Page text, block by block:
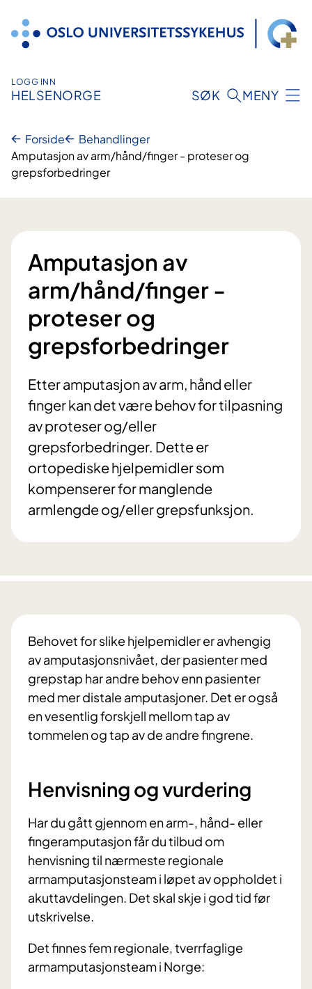
innhold
LOGG INN
HELSENORGE SØK MENY
Forside
Behandlinger
Amputasjon av arm/hånd/finger - proteser og
grepsforbedringer
Amputasjon av
arm/hånd/finger -
proteser og
grepsforbedringer
Etter amputasjon av arm, hånd eller
finger kan det være behov for tilpasning
av proteser og/eller
grepsforbedringer. Dette er
ortopediske hjelpemidler som
kompenserer for manglende
armlengde og/eller grepsfunksjon.
Behovet for slike hjelpemidler er avhengig
av amputasjonsnivået, der pasienter med
grepstap har andre behov enn pasienter
med mer distale amputasjoner. Det er også
en vesentlig forskjell mellom tap av
tommelen og tap av de andre fingrene.
Henvisning og vurdering
Har du gått gjennom en arm-, hånd- eller
fingeramputasjon får du tilbud om
henvisning til nærmeste regionale
armamputasjonsteam i løpet av oppholdet i
akuttavdelingen. Det skal skje i god tid før
utskrivelse.
Det finnes fem regionale, tverrfaglige
armamputasjonsteam i Norge: